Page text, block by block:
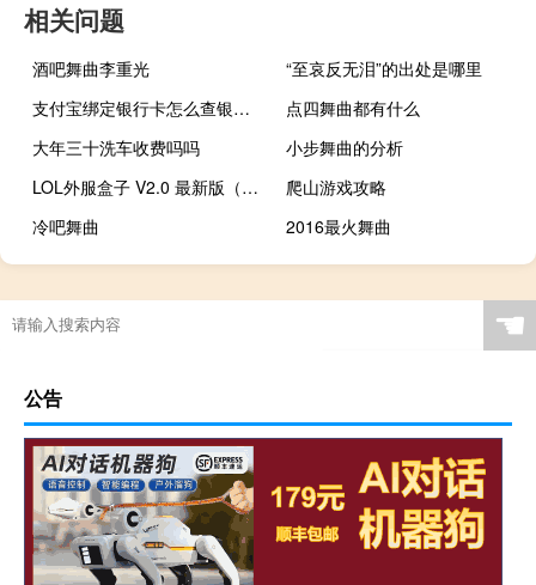
相关问题
酒吧舞曲李重光
“至哀反无泪”的出处是哪里
支付宝绑定银行卡怎么查银行卡余额（支付宝绑定银行卡）
点四舞曲都有什么
大年三十洗车收费吗吗
小步舞曲的分析
LOL外服盒子 V2.0 最新版（LOL外服盒子 V2.0 最新版功能简介）
爬山游戏攻略
冷吧舞曲
2016最火舞曲
☚
公告